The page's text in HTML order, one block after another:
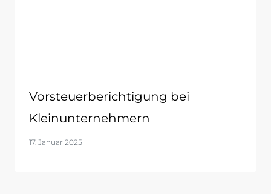
Vorsteuerberichtigung bei
Kleinunternehmern
17. Januar 2025